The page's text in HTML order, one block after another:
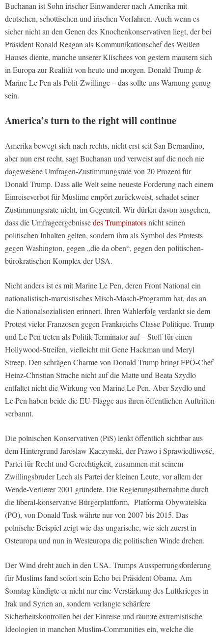
Buchanan ist Sohn irischer Einwanderer nach Amerika mit
deutschen, schottischen und irischen Vorfahren. Auch wenn es
sicher nicht an den Genen des Knochenkonservativen liegt, der bei
Präsident Ronald Reagan als Kommunikationschef des Weißen
Hauses diente, manche unserer Klischees von gestern mausern sich
in Europa zur Realität von heute und morgen. Donald Trump &
Marine Le Pen als Polit-Zwillinge – das sollte uns Warnung genug
sein.
America’s turn to the right will continue
Amerika bewegt sich nach rechts, nicht erst seit San Bernardino,
aber nun erst recht, sagt Buchanan und verweist auf die noch nie
dagewesene Umfragen-Zustimmungsrate von 20 Prozent für
Donald Trump. Dass alle Welt seine neueste Forderung nach einem
Einreiseverbot für Muslime empört zurückweist, schadet seiner
Zustimmungsrate nicht, im Gegenteil. Wir dürfen davon ausgehen,
dass die Umfrageergebnissedes Trumpinatorsnicht seinen
politischen Inhalten gelten, sondern ihm als Symbol des Protests
gegen Washington, gegen „die da oben“, gegen den politischen-
bürokratischen Komplex der USA.
Nicht anders ist es mit Marine Le Pen, deren Front National ein
nationalistisch-marxistisches Misch-Masch-Programm hat, das an
die Nationalsozialisten erinnert. Ihren Wahlerfolg verdankt sie dem
Protest vieler Franzosen gegen Frankreichs Classe Politique. Trump
und Le Pen treten als Politik-Terminator auf – Stoff für einen
Hollywood-Streifen, vielleicht mit Gene Hackman und Meryl
Streep. Den schrägen Charme von Donald Trump bringt FPÖ-Chef
Heinz-Christian Strache nicht auf die Matte und Beata Szydlo
entfaltet nicht die Wirkung von Marine Le Pen. Aber Szydlo und
Le Pen haben beide die EU-Flagge aus ihren öffentlichen Auftritten
verbannt.
Die polnischen Konservativen (PiS) lenkt öffentlich sichtbar aus
dem Hintergrund Jaroslaw Kaczynski, der Prawo i Sprawiedliwość,
Partei für Recht und Gerechtigkeit, zusammen mit seinem
Zwillingsbruder Lech als Partei der kleinen Leute, vor allem der
Wende-Verlierer 2001 gründete. Die Regierungsübernahme durch
die liberal-konservative Bürgerplattform, Platforma Obywatelska
(PO), von Donald Tusk währte nur von 2007 bis 2015. Das
polnische Beispiel zeigt wie das ungarische, wie sich zuerst in
Osteuropa und nun in Westeuropa die politischen Winde drehen.
Der Wind dreht auch in den USA. Trumps Aussperrungsforderung
für Muslims fand sofort sein Echo bei Präsident Obama. Am
Sonntag kündigte er nicht nur eine Verstärkung des Luftkrieges in
Irak und Syrien an, sondern verlangte schärfere
Sicherheitskontrollen bei der Einreise und räumte extremistische
Ideologien in manchen Muslim-Communities ein, welche die